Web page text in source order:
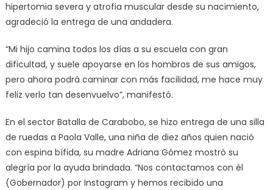
hipertomia severa y atrofia muscular desde su nacimiento,
agradeció la entrega de una andadera.
“Mi hijo camina todos los días a su escuela con gran
dificultad, y suele apoyarse en los hombros de sus amigos,
pero ahora podrá caminar con más facilidad, me hace muy
feliz verlo tan desenvuelvo”, manifestó.
En el sector Batalla de Carabobo, se hizo entrega de una silla
de ruedas a Paola Valle, una niña de diez años quien nació
con espina bífida, su madre Adriana Gómez mostró su
alegría por la ayuda brindada. “Nos contactamos con él
(Gobernador) por Instagram y hemos recibido una